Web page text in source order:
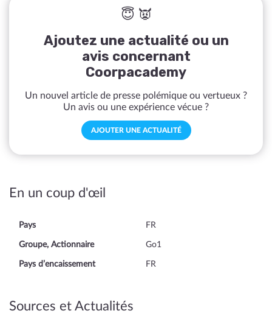
😇 👿
Ajoutez une actualité ou un
avis concernant
Coorpacademy
Un nouvel article de presse polémique ou vertueux ?
Un avis ou une expérience vécue ?
AJOUTER UNE ACTUALITÉ
En un coup d'œil
Pays FR
Groupe, Actionnaire Go1
Pays d’encaissement FR
Sources et Actualités